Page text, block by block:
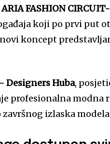
ARIA FASHION
koji po prvi put
koncept
Designers Huba,
profesionalna modna
izlaska